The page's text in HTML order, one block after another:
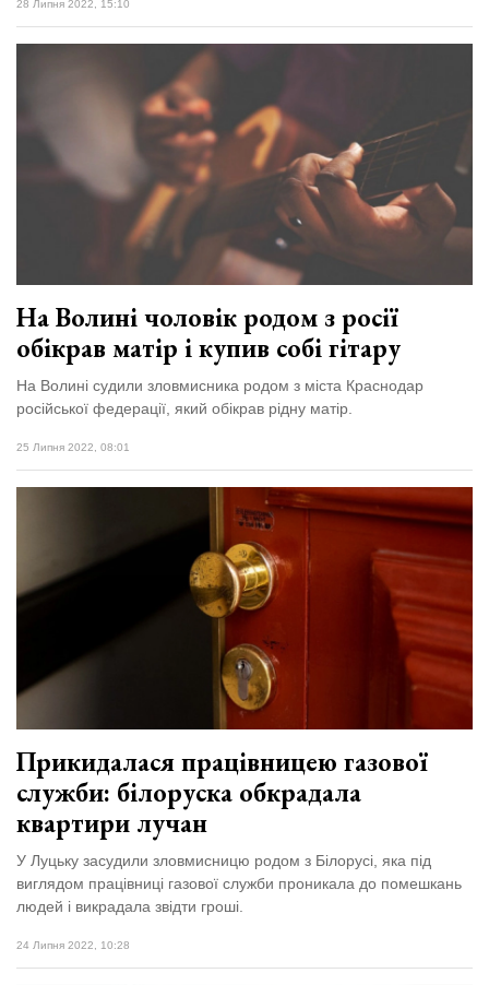
28 Липня 2022, 15:10
На Волині чоловік родом з росії
обікрав матір і купив собі гітару
На Волині судили зловмисника родом з міста Краснодар
російської федерації, який обікрав рідну матір.
25 Липня 2022, 08:01
Прикидалася працівницею газової
служби: білоруска обкрадала
квартири лучан
У Луцьку засудили зловмисницю родом з Білорусі, яка під
виглядом працівниці газової служби проникала до помешкань
людей і викрадала звідти гроші.
24 Липня 2022, 10:28